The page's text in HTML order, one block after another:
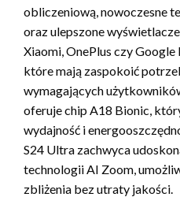
obliczeniową, nowoczesne
oraz ulepszone
Xiaomi, OnePlus czy
które mają zaspokoić
wymagających
oferuje chip A18 Bionic,
wydajność i
S24 Ultra zachwyca
technologii AI Zoom,
zbliżenia bez utraty jakości.